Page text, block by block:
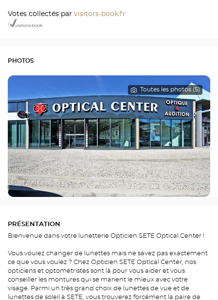
Votes collectés par visitors-book.fr
PHOTOS
Toutes les photos (5)
PRÉSENTATION
Bienvenue dans votre lunetterie Opticien SETE Optical Center !
Vous voulez changer de lunettes mais ne savez pas exactement
ce que vous voulez ? Chez Opticien SETE Optical Center, nos
opticiens et optométristes sont là pour vous aider et vous
conseiller les montures qui se marient le mieux avec votre
visage. Parmi un très grand choix de lunettes de vue et de
lunettes de soleil à SETE, vous trouverez forcément la paire de